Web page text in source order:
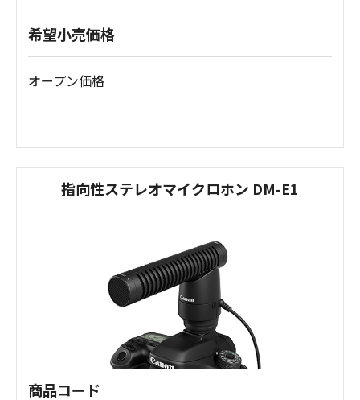
希望小売価格
オープン価格
指向性ステレオマイクロホン DM-E1
商品コード